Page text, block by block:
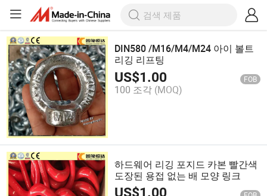
DIN580 /M16/M4/M24 아이 볼트
리깅 리프팅
US$1.00 FOB
100 조각 (MOQ)
하드웨어 리깅 포지드 카본 빨간색
도장된 용접 없는 배 모양 링크
US$1.00